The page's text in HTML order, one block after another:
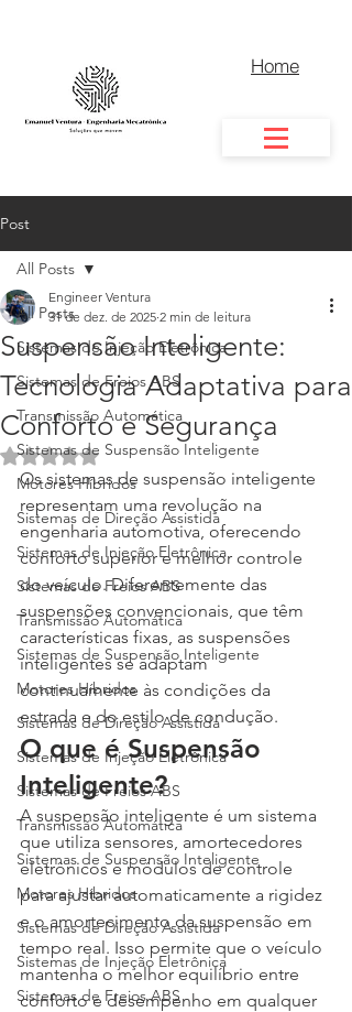
Home
Post
All Posts
Sistemas de Injeção Eletrônica
Sistemas de Freios ABS
Transmissão Automática
Sistemas de Suspensão Inteligente
Motores Híbridos
Sistemas de Direção Assistida
Sistemas de Injeção Eletrônica
Sistemas de Freios ABS
Transmissão Automática
Sistemas de Suspensão Inteligente
Motores Híbridos
Sistemas de Direção Assistida
Sistemas de Injeção Eletrônica
Sistemas de Freios ABS
Transmissão Automática
Sistemas de Suspensão Inteligente
Motores Híbridos
Sistemas de Direção Assistida
Sistemas de Injeção Eletrônica
Sistemas de Freios ABS
All Posts
Suspensão Inteligente:
Tecnologia Adaptativa para
Conforto e Segurança
Engineer Ventura
31 de dez. de 2025 2 min de leitura
Avaliado com NaN de 5 estrelas.
Os sistemas de suspensão inteligente
representam uma revolução na
engenharia automotiva, oferecendo
conforto superior e melhor controle
do veículo. Diferentemente das
suspensões convencionais, que têm
características fixas, as suspensões
inteligentes se adaptam
continuamente às condições da
estrada e do estilo de condução.
O que é Suspensão
Inteligente?
A suspensão inteligente é um sistema
que utiliza sensores, amortecedores
eletrônicos e módulos de controle
para ajustar automaticamente a rigidez
e o amortecimento da suspensão em
tempo real. Isso permite que o veículo
mantenha o melhor equilíbrio entre
conforto e desempenho em qualquer